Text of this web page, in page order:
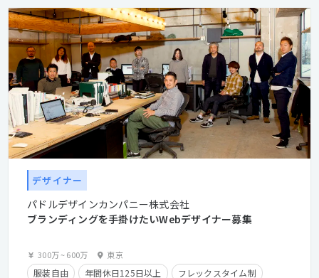
デザイナー
パドルデザインカンパニー株式会社
ブランディングを手掛けたいWebデザイナー募集
300万~600万 東京
服装自由 年間休日125日以上 フレックスタイム制